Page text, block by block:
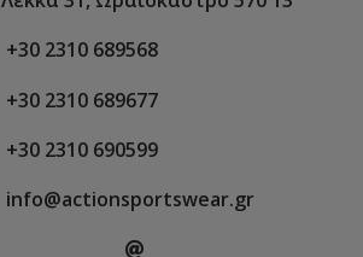
+30 2310 689568
+30 2310 689677
+30 2310 690599
info@actionsportswear.gr